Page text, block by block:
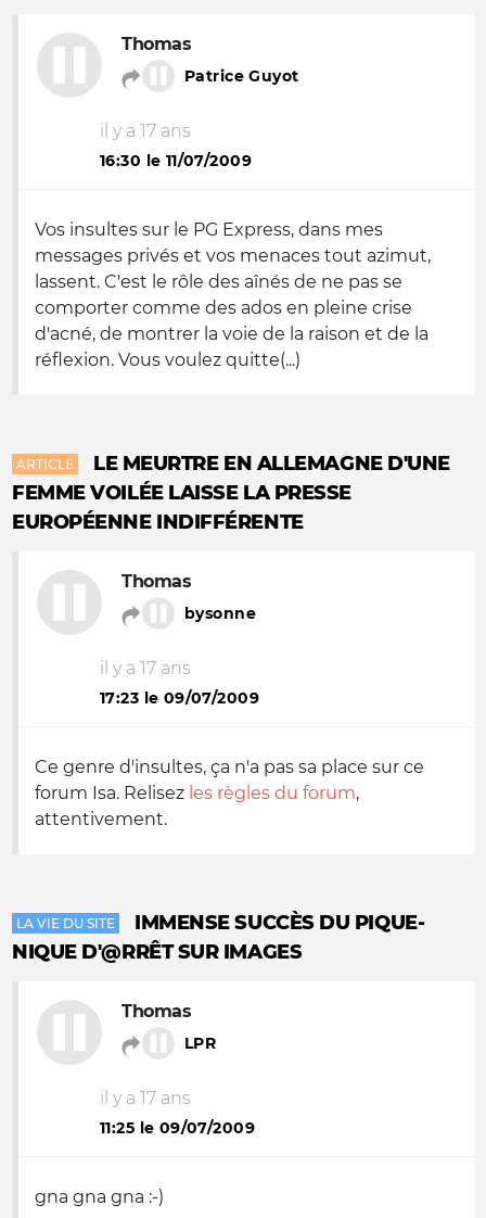
Thomas
Patrice Guyot
il y a 17 ans
16:30 le 11/07/2009
Vos insultes sur le PG Express, dans mes
messages privés et vos menaces tout azimut,
lassent. C'est le rôle des aînés de ne pas se
comporter comme des ados en pleine crise
d'acné, de montrer la voie de la raison et de la
réflexion. Vous voulez quitte(...)
ARTICLE
LE MEURTRE EN ALLEMAGNE D'UNE
FEMME VOILÉE LAISSE LA PRESSE
EUROPÉENNE INDIFFÉRENTE
Thomas
bysonne
il y a 17 ans
17:23 le 09/07/2009
Ce genre d'insultes, ça n'a pas sa place sur ce
forum Isa. Relisez les règles du forum,
attentivement.
LA VIE DU SITE
IMMENSE SUCCÈS DU PIQUE-
NIQUE D'@RRÊT SUR IMAGES
Thomas
LPR
il y a 17 ans
11:25 le 09/07/2009
gna gna gna :-)